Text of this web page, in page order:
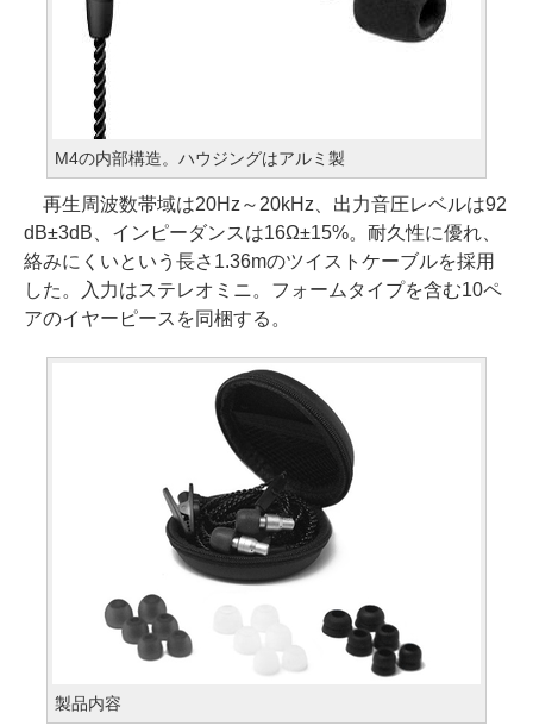
M4の内部構造。ハウジングはアルミ製
再生周波数帯域は20Hz～20kHz、出力音圧レベルは92
dB±3dB、インピーダンスは16Ω±15%。耐久性に優れ、
絡みにくいという長さ1.36mのツイストケーブルを採用
した。入力はステレオミニ。フォームタイプを含む10ペ
アのイヤーピースを同梱する。
製品内容